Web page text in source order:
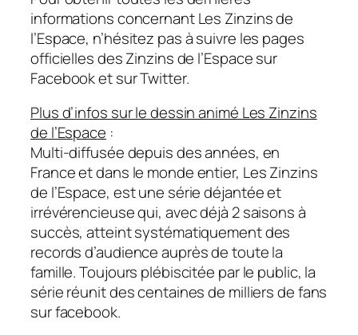
informations concernant Les Zinzins de
l’Espace, n’hésitez pas à suivre les pages
officielles des Zinzins de l’Espace sur
Facebook et sur Twitter.
Plus d’infos sur le dessin animé Les Zinzins
de l’Espace :
Multi-diffusée depuis des années, en
France et dans le monde entier, Les Zinzins
de l’Espace, est une série déjantée et
irrévérencieuse qui, avec déjà 2 saisons à
succès, atteint systématiquement des
records d’audience auprès de toute la
famille. Toujours plébiscitée par le public, la
série réunit des centaines de milliers de fans
sur facebook.